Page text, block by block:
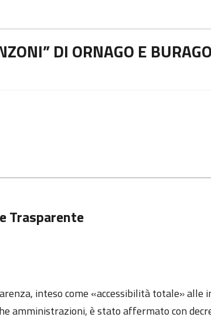
DI ORNAGO E BURAGO
Trasparente
inteso come «accessibilità totale» alle
amministrazioni, è stato affermato con